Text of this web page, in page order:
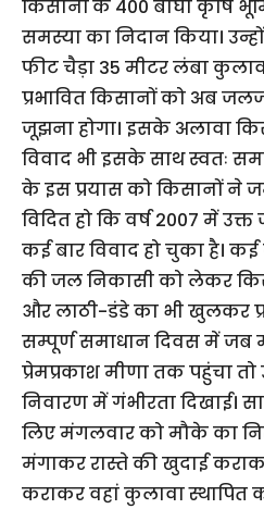
किसानों के 400 बीघा कृषि
समस्या का निदान किया।
फीट चैड़ा 35 मीटर लंबा
प्रभावित किसानों को अब
जूझना होगा। इसके अलावा
विवाद भी इसके साथ स्वतः
के इस प्रयास को किसानों ने
विदित हो कि वर्ष 2007 में
कई बार विवाद हो चुका है।
की जल निकासी को लेकर
और लाठी-डंडे का भी खुलकर
सम्पूर्ण समाधान दिवस में जब
प्रेमप्रकाश मीणा तक पहुंचा
निवारण में गंभीरता दिखाई।
लिए मंगलवार को मौके का
मंगाकर रास्ते की खुदाई
कराकर वहां कुलावा स्थापित